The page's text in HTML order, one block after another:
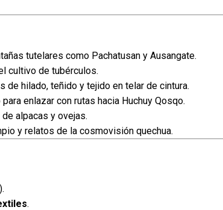
tutelares como Pachatusan y Ausangate.
cultivo de tubérculos.
de hilado, teñido y tejido en telar de cintura.
enlazar con rutas hacia Huchuy Qosqo.
alpacas y ovejas.
y relatos de la cosmovisión quechua.
.